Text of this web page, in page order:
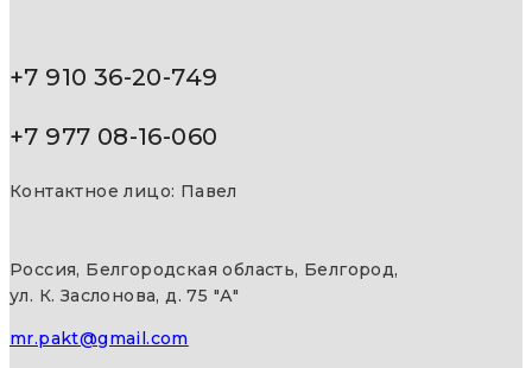
+7 910 36-20-749
+7 977 08-16-060
Контактное лицо: Павел
Россия, Белгородская область, Белгород,
ул. К. Заслонова, д. 75 "А"
mr.pakt@gmail.com